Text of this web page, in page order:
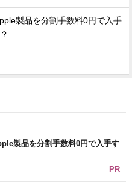
製品を分割手数料0円で入手
製品を分割手数料0円で入手す
PR